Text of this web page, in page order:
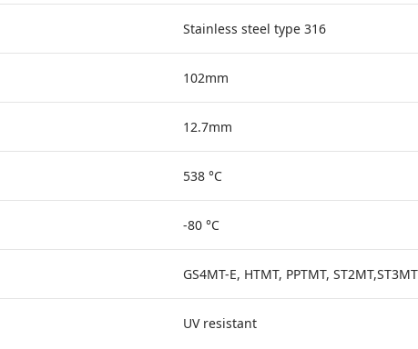
Stainless steel type 316
102mm
12.7mm
538 °C
-80 °C
GS4MT-E, HTMT, PPTMT, ST2MT,ST3MT
UV resistant